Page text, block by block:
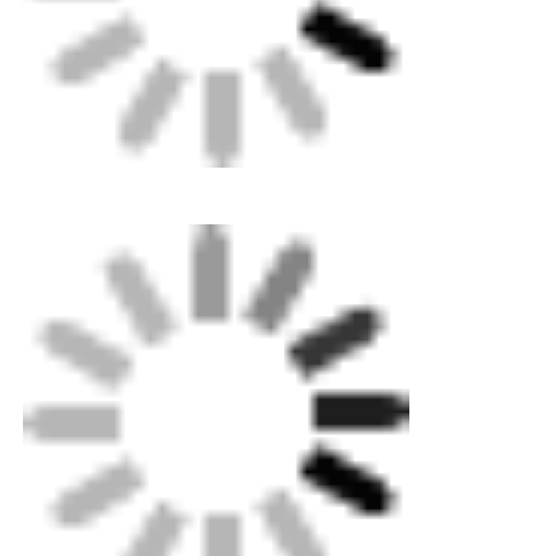
Pijpbereik: 40-200 mm Ø
Verkrijgbaar in enkelvoudige of
dubbelvoudige klemmen (met 2 klemmen aan
elke zijde)
Hoekmaker voor 22,5°, 45° en 90° ellebogen
beschikbaar
Snelwerkende banden voor trek- en spanning
Geen voering vereist